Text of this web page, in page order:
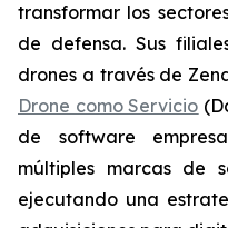
transformar los
de defensa. Sus
drones a través de
Drone como Servicio
de software
múltiples marcas de
ejecutando una